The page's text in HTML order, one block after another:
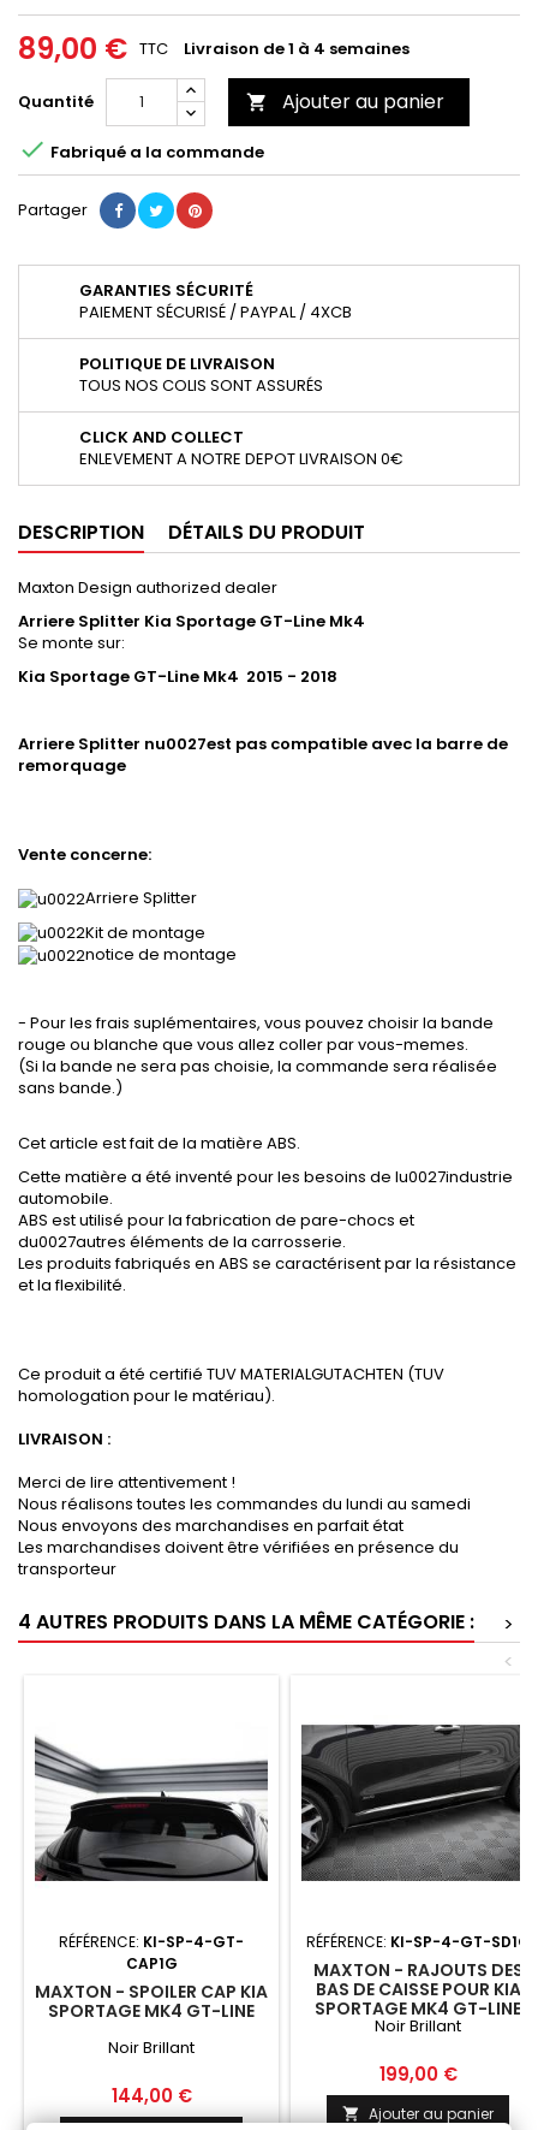
89,00 € TTC Livraison de 1 à 4 semaines
Quantité  Ajouter au panier
 Fabriqué a la commande
Partager
GARANTIES SÉCURITÉ
PAIEMENT SÉCURISÉ / PAYPAL / 4XCB
POLITIQUE DE LIVRAISON
TOUS NOS COLIS SONT ASSURÉS
CLICK AND COLLECT
ENLEVEMENT A NOTRE DEPOT LIVRAISON 0€
DESCRIPTION DÉTAILS DU PRODUIT
Maxton Design authorized dealer
Arriere Splitter Kia Sportage GT-Line Mk4
Se monte sur:
Kia Sportage GT-Line Mk4 2015 - 2018
Arriere Splitter nu0027est pas compatible avec la barre de
remorquage
Vente concerne:
Arriere Splitter
Kit de montage
notice de montage
- Pour les frais suplémentaires, vous pouvez choisir la bande
rouge ou blanche que vous allez coller par vous-memes.
(Si la bande ne sera pas choisie, la commande sera réalisée
sans bande.)
Cet article est fait de la matière ABS.
Cette matière a été inventé pour les besoins de lu0027industrie
automobile.
ABS est utilisé pour la fabrication de pare-chocs et
du0027autres éléments de la carrosserie.
Les produits fabriqués en ABS se caractérisent par la résistance
et la flexibilité.
Ce produit a été certifié TUV MATERIALGUTACHTEN (TUV
homologation pour le matériau).
LIVRAISON :
Merci de lire attentivement !
Nous réalisons toutes les commandes du lundi au samedi
Nous envoyons des marchandises en parfait état
Les marchandises doivent être vérifiées en présence du
transporteur
4 AUTRES PRODUITS DANS LA MÊME CATÉGORIE :
>
<
RÉFÉRENCE: KI-SP-4-GT-
CAP1G
MAXTON - SPOILER CAP KIA
SPORTAGE MK4 GT-LINE
Noir Brillant
Prix
144,00 €
RÉFÉRENCE: KI-SP-4-GT-SD1G
MAXTON - RAJOUTS DES
BAS DE CAISSE POUR KIA
SPORTAGE MK4 GT-LINE
NOIR BRILLANT
Noir Brillant
Prix
199,00 €
 Ajouter au panier